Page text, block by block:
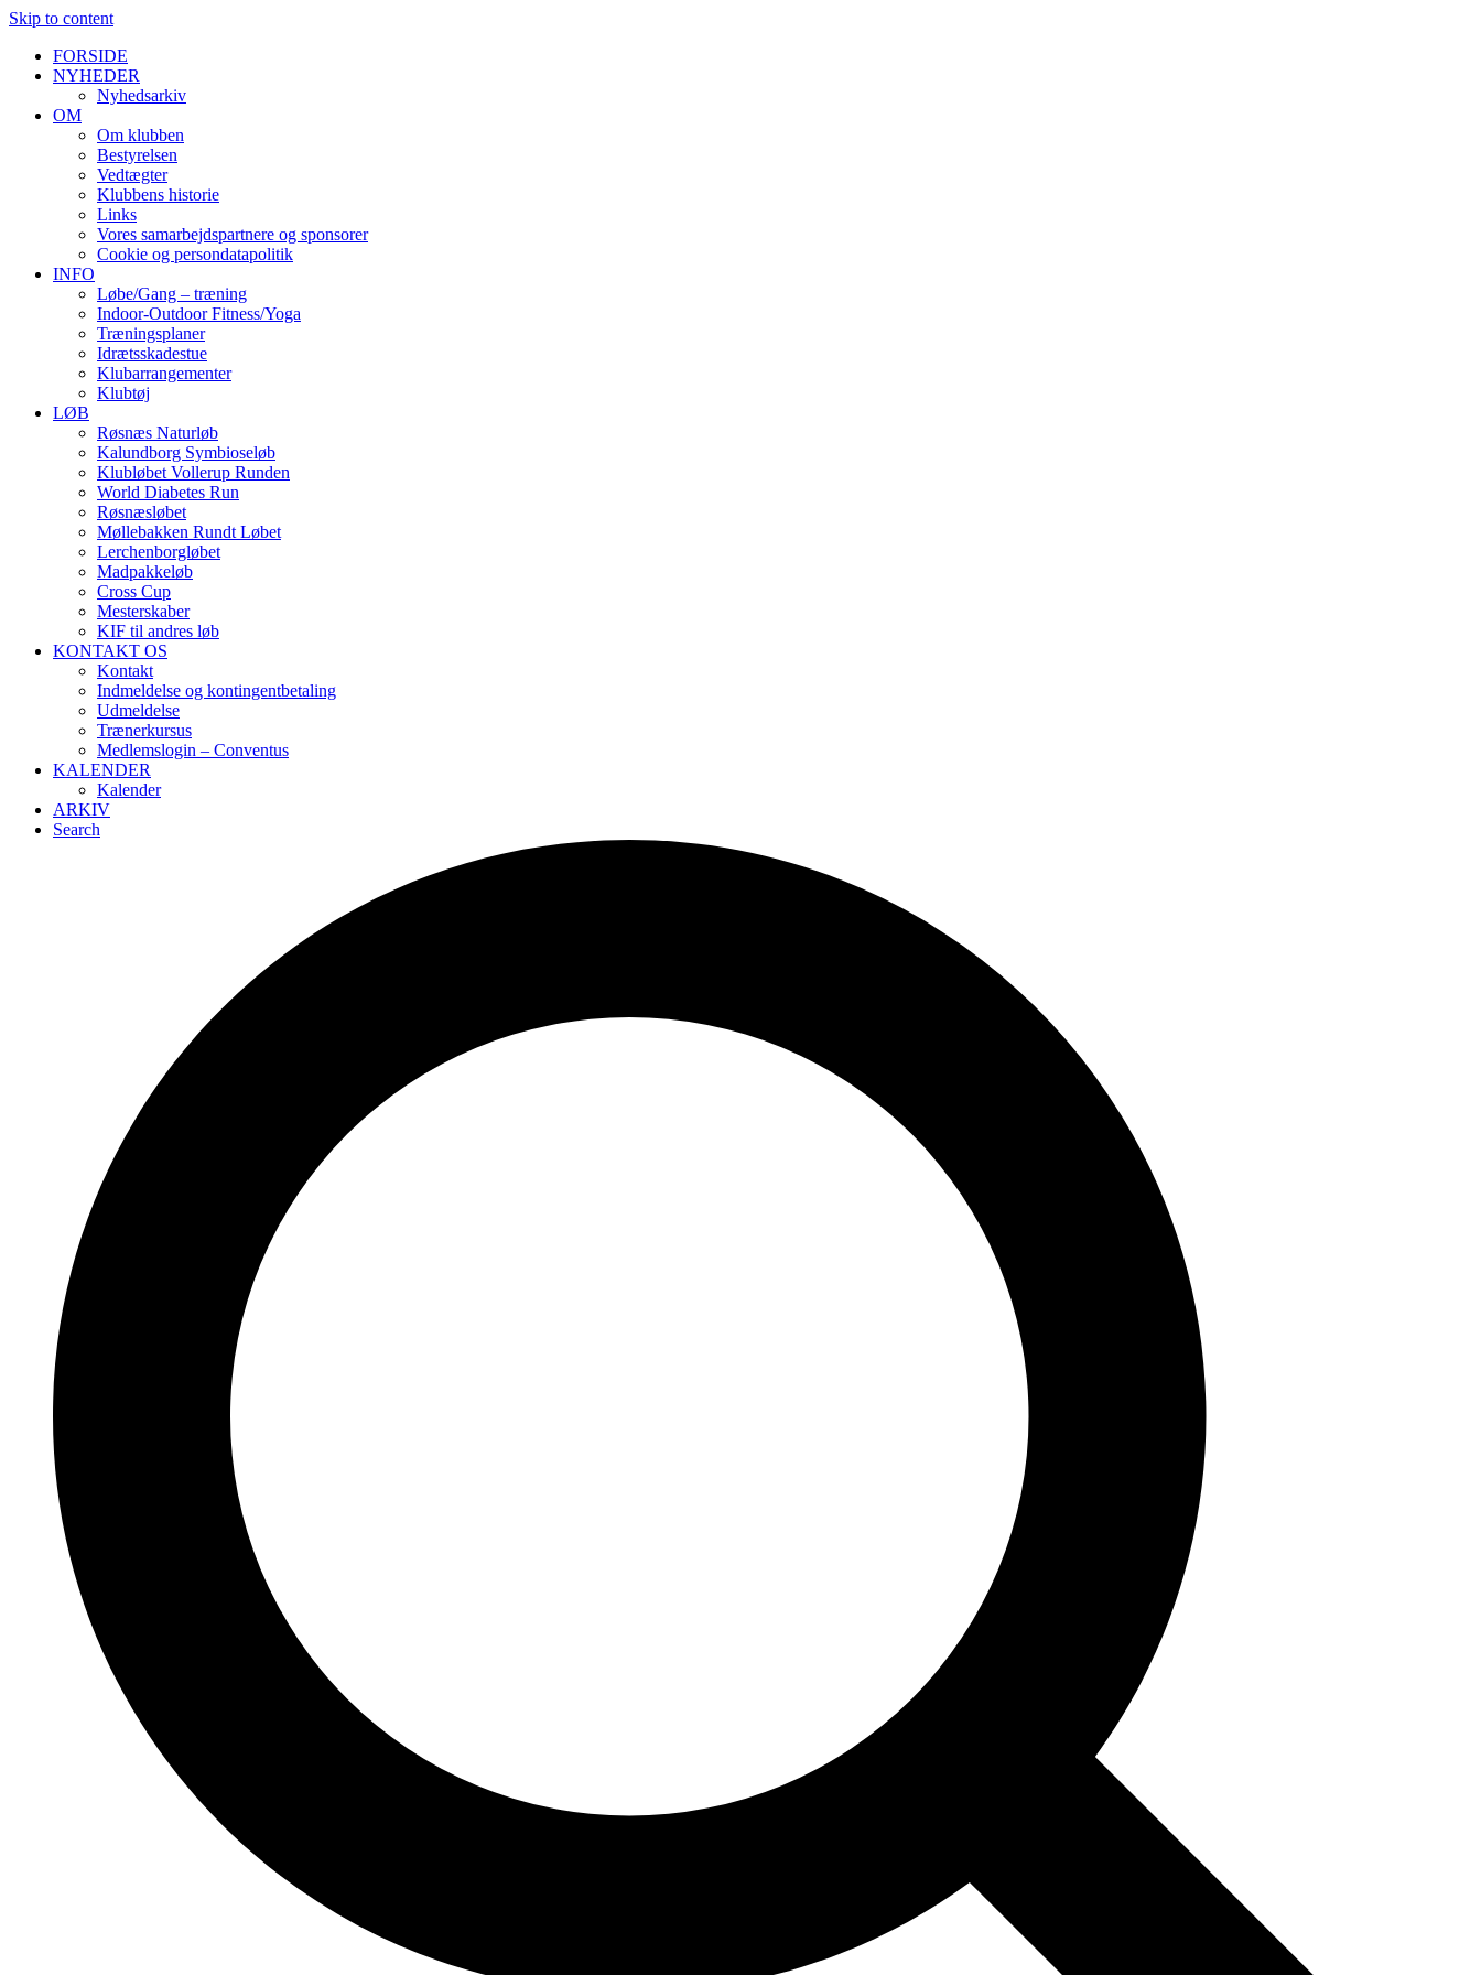
Skip to content
FORSIDE
NYHEDER
Nyhedsarkiv
OM
Om klubben
Bestyrelsen
Vedtægter
Klubbens historie
Links
Vores samarbejdspartnere og sponsorer
Cookie og persondatapolitik
INFO
Løbe/Gang – træning
Indoor-Outdoor Fitness/Yoga
Træningsplaner
Idrætsskadestue
Klubarrangementer
Klubtøj
LØB
Røsnæs Naturløb
Kalundborg Symbioseløb
Klubløbet Vollerup Runden
World Diabetes Run
Røsnæsløbet
Møllebakken Rundt Løbet
Lerchenborgløbet
Madpakkeløb
Cross Cup
Mesterskaber
KIF til andres løb
KONTAKT OS
Kontakt
Indmeldelse og kontingentbetaling
Udmeldelse
Trænerkursus
Medlemslogin – Conventus
KALENDER
Kalender
ARKIV
Search